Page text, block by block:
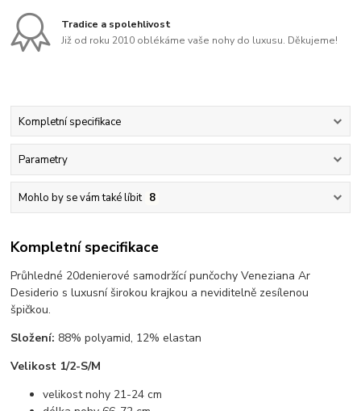
Tradice a spolehlivost
Již od roku 2010 oblékáme vaše nohy do luxusu. Děkujeme!
Kompletní specifikace
Parametry
Mohlo by se vám také líbit 8
Kompletní specifikace
Průhledné 20denierové samodržící punčochy Veneziana Ar
Desiderio s luxusní širokou krajkou a neviditelně zesílenou
špičkou.
Složení: 88% polyamid, 12% elastan
Velikost 1/2-S/M
velikost nohy 21-24 cm